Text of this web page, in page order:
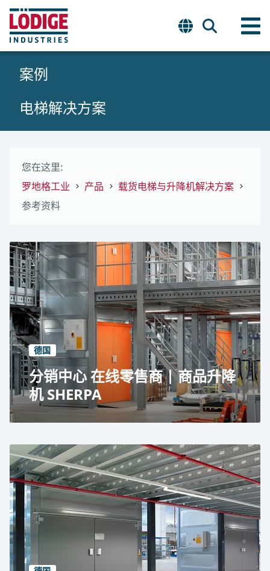
案例
电梯解决方案
您在这里:
罗地格工业
产品
载货电梯与升降机解决方案
参考资料
德国
分销中心 在线零售商 | 商品升降
机 SHERPA
门兴格拉德巴赫一家在线零售商的配送中心
配送中心
确保高吞吐量
12 台 SHERPA 货物升降机
起重能力为 600 公斤和 1,200 公斤